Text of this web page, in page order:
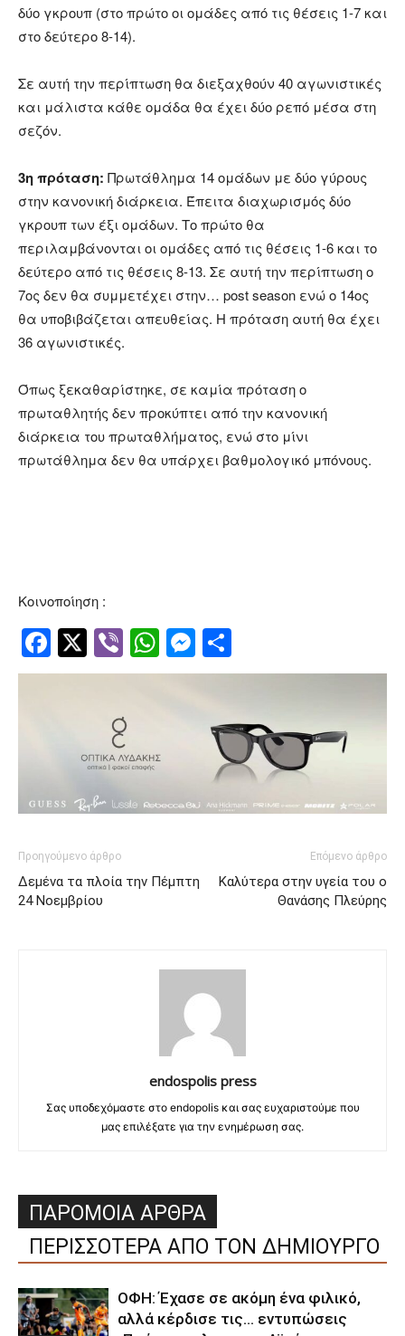
δύο γκρουπ (στο πρώτο οι ομάδες από τις θέσεις 1-7 και
στο δεύτερο 8-14).
Σε αυτή την περίπτωση θα διεξαχθούν 40 αγωνιστικές
και μάλιστα κάθε ομάδα θα έχει δύο ρεπό μέσα στη
σεζόν.
3η πρόταση: Πρωτάθλημα 14 ομάδων με δύο γύρους
στην κανονική διάρκεια. Έπειτα διαχωρισμός δύο
γκρουπ των έξι ομάδων. Το πρώτο θα
περιλαμβάνονται οι ομάδες από τις θέσεις 1-6 και το
δεύτερο από τις θέσεις 8-13. Σε αυτή την περίπτωση ο
7ος δεν θα συμμετέχει στην… post season ενώ ο 14ος
θα υποβιβάζεται απευθείας. Η πρόταση αυτή θα έχει
36 αγωνιστικές.
Όπως ξεκαθαρίστηκε, σε καμία πρόταση ο
πρωταθλητής δεν προκύπτει από την κανονική
διάρκεια του πρωταθλήματος, ενώ στο μίνι
πρωτάθλημα δεν θα υπάρχει βαθμολογικό μπόνους.
Κοινοποίηση :
Facebook
Twitter
ViberWhatsApp
Messenger
Προηγούμενο άρθρο
Δεμένα τα πλοία την Πέμπτη
24 Νοεμβρίου
Επόμενο άρθρο
Καλύτερα στην υγεία του ο
Θανάσης Πλεύρης
endospolis press
Σας υποδεχόμαστε στο endopolis και σας ευχαριστούμε που
μας επιλέξατε για την ενημέρωση σας.
ΠΑΡΟΜΟΙΑ ΑΡΘΡΑ
ΠΕΡΙΣΣΟΤΕΡΑ ΑΠΟ ΤΟΝ ΔΗΜΙΟΥΡΓΟ
ΟΦΗ: Έχασε σε ακόμη ένα φιλικό,
αλλά κέρδισε τις… εντυπώσεις